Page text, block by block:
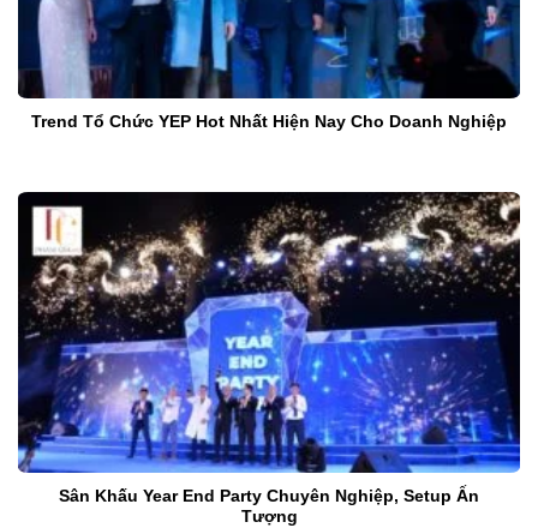
Trend Tổ Chức YEP Hot Nhất Hiện Nay Cho Doanh Nghiệp
Sân Khấu Year End Party Chuyên Nghiệp, Setup Ấn
Tượng